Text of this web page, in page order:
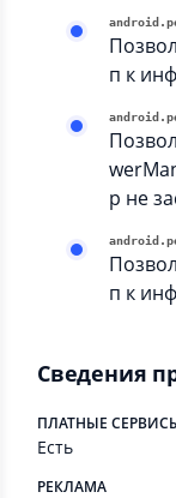
п к
р не
п к
Сведения
ПЛАТНЫЕ
Есть
РЕКЛАМА